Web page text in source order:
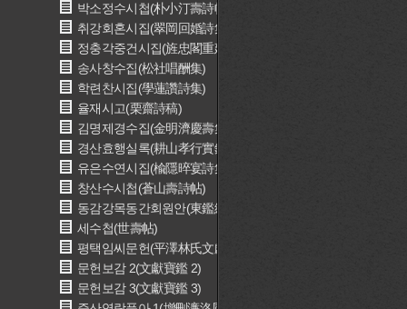
박소정수시첩(朴小汀壽詩帖)
취강회혼시집(翠岡回婚詩集)
정충각중건시집(旌忠閣重建詩集)
송사창수집(松社唱酬集)
학련찬시집(學蓮讚詩集)
율재시고(栗齋詩稿)
김명제경수집(金明濟慶壽集)
경산효행실록(耕山孝行實錄)
유은수연시집(楡隱晬宴詩集)
창산수시첩(蒼山壽詩帖)
동감강목동간회원안(東鑑綱目同刊會員案)
세수첩(世壽帖)
평택임씨문헌(平澤林氏文獻)
문헌보감 2(文獻寶鑑 2)
문헌보감 3(文獻寶鑑 3)